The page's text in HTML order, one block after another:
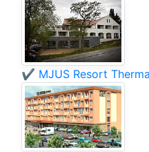
✔️ MJUS Resort